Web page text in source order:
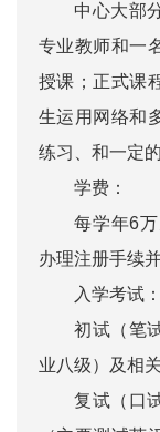
中心大部
专业教师和一
授课；正式课
生运用网络和
练习、和一定
学费：
每学年6
办理注册手续
入学考试：
初试（笔
业八级）及相
复试（口